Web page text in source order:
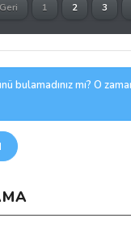
Geri 1 2 3
bulamadınız mı? O